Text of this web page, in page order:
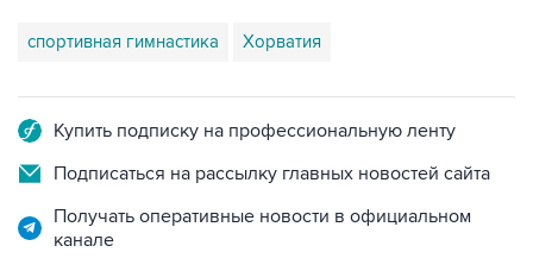
спортивная гимнастика Хорватия
Купить подписку на профессиональную ленту
Подписаться на рассылку главных новостей сайта
Получать оперативные новости в официальном
канале